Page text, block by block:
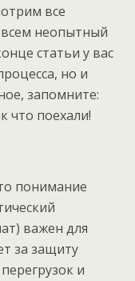
все
неопытный
статьи у вас
но и
запомните:
что поехали!
понимание
важен для
за защиту
и